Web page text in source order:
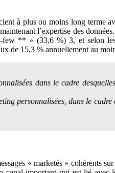
à plus ou moins long terme
l’expertise des
few ** » (33,6 %) 3, et selon
de 15,3 % annuellement au
dans le cadre
personnalisées, dans le
« marketés » cohérents